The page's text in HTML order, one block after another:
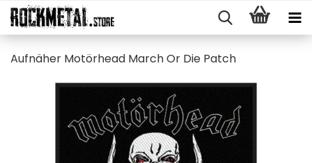
Auf­nä­her Mo­tör­head March Or Die Patch